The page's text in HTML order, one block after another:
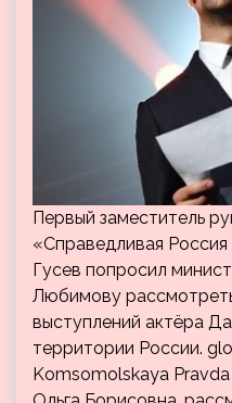
Первый заместитель
«Справедливая
Гусев попросил
Любимову
выступлений актёра
территории России.
Komsomolskaya